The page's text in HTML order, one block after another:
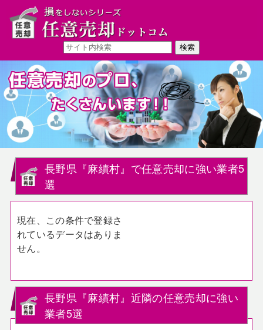
長野県『麻績村』で任意売却に強い業者5
選
現在、この条件で登録さ
れているデータはありま
せん。
長野県『麻績村』近隣の任意売却に強い
業者5選